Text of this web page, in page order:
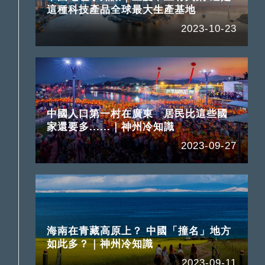
這種科技產品全球最大生產基地
2023-10-23
中國人口第一村在廣東 居民比這些國
家還要多......｜神州冷知識
2023-09-27
海南在青藏高原上？ 中國「撞名」地方
如此多？｜神州冷知識